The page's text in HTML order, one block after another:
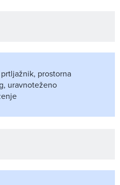
prostorna
uravnoteženo